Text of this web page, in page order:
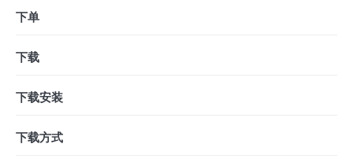
下单
下载
下载安装
下载方式